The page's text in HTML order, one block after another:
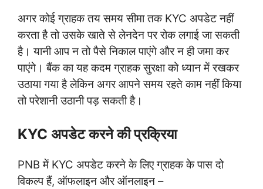
अगर कोई ग्राहक तय समय सीमा तक KYC अपडेट नहीं
करता है तो उसके खाते से लेनदेन पर रोक लगाई जा सकती
है। यानी आप न तो पैसे निकाल पाएंगे और न ही जमा कर
पाएंगे। बैंक का यह कदम ग्राहक सुरक्षा को ध्यान में रखकर
उठाया गया है लेकिन अगर आपने समय रहते काम नहीं किया
तो परेशानी उठानी पड़ सकती है।
KYC अपडेट करने की प्रक्रिया
PNB में KYC अपडेट करने के लिए ग्राहक के पास दो
विकल्प हैं, ऑफलाइन और ऑनलाइन –